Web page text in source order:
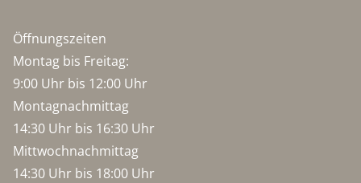
Öffnungszeiten
Montag bis Freitag:
9:00 Uhr bis 12:00 Uhr
Montagnachmittag
14:30 Uhr bis 16:30 Uhr
Mittwochnachmittag
14:30 Uhr bis 18:00 Uhr